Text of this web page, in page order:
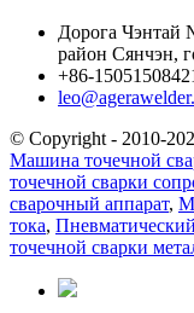
Дорога
район Сянчэн,
+86-
© Copyright - 2010-
Машина точечной
точечной сварки
сварочный аппарат,
тока,
точечной сварки